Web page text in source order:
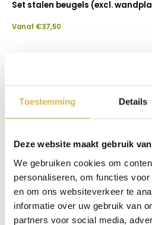
Toestemming Details
Deze website maakt gebruik
We gebruiken cookies om
personaliseren, om functies
en om ons websiteverkeer te
informatie over uw gebruik van
partners voor social media,
Set stalen beugels (excl.
Vanaf €37,50